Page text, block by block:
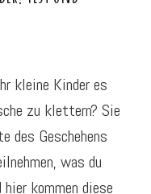
kleine Kinder es
zu klettern? Sie
des Geschehens
was du
kommen diese